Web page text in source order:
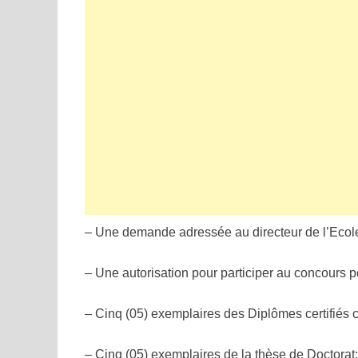
– Une demande adressée au directeur de
– Une autorisation pour participer au concours
– Cinq (05) exemplaires des Diplômes certifiés
– Cinq (05) exemplaires de la thèse de Doctorat;